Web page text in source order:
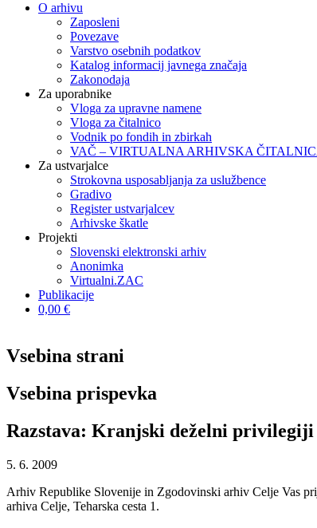
O arhivu
Zaposleni
Povezave
Varstvo osebnih podatkov
Katalog informacij javnega značaja
Zakonodaja
Za uporabnike
Vloga za upravne namene
Vloga za čitalnico
Vodnik po fondih in zbirkah
VAČ – VIRTUALNA ARHIVSKA
Za ustvarjalce
Strokovna usposabljanja za uslužbence
Gradivo
Register ustvarjalcev
Arhivske škatle
Projekti
Slovenski elektronski arhiv
Anonimka
Virtualni.ZAC
Publikacije
0,00 €
Vsebina strani
Vsebina prispevka
Razstava: Kranjski deželni privilegiji
5. 6. 2009
Arhiv Republike Slovenije in Zgodovinski arhiv Celje Vas
arhiva Celje, Teharska cesta 1.